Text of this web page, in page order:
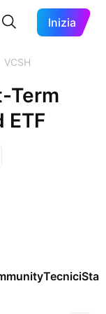
Inizia
VCSH
Term
ETF
Tecnici